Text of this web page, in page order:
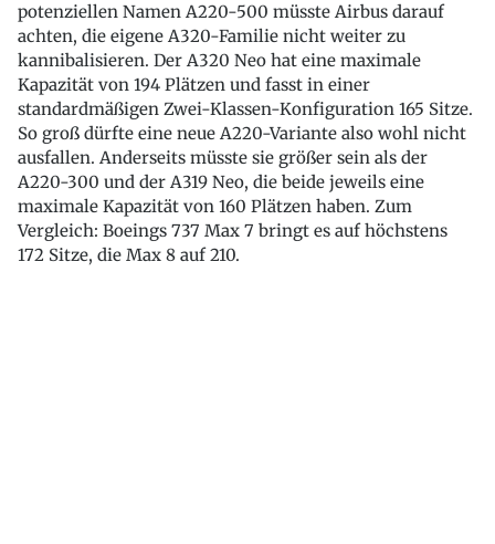
potenziellen Namen A220-500 müsste Airbus darauf
achten, die eigene A320-Familie nicht weiter zu
kannibalisieren. Der A320 Neo hat eine maximale
Kapazität von 194 Plätzen und fasst in einer
standardmäßigen Zwei-Klassen-Konfiguration 165 Sitze.
So groß dürfte eine neue A220-Variante also wohl nicht
ausfallen. Anderseits müsste sie größer sein als der
A220-300 und der A319 Neo, die beide jeweils eine
maximale Kapazität von 160 Plätzen haben. Zum
Vergleich: Boeings 737 Max 7 bringt es auf höchstens
172 Sitze, die Max 8 auf 210.